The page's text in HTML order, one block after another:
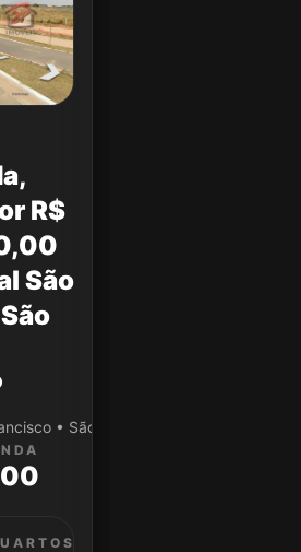
R$
São
• São José dos Campos/SP